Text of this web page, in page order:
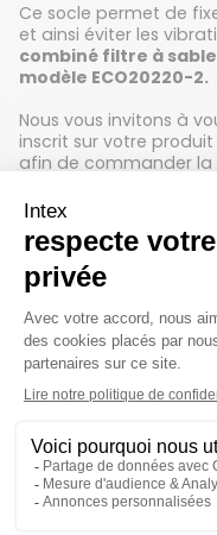
Ce socle permet de
et ainsi éviter les
combiné filtre à
modèle ECO20220-2.
Nous vous invitons à
inscrit sur votre
afin de commander la
Détails techniques